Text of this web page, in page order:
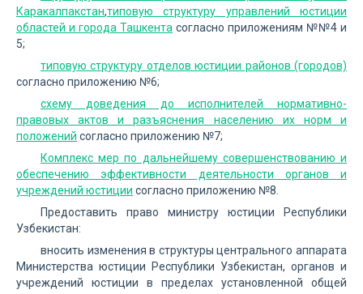
Каракалпакстан,типовую структуру управлений юстиции
областей и города Ташкента согласно приложениям №№4 и
5;
типовую структуру отделов юстиции районов (городов)
согласно приложению №6;
схему доведения до исполнителей нормативно-
правовых актов и разъяснения населению их норм и
положений согласно приложению №7;
Комплекс мер по дальнейшему совершенствованию и
обеспечению эффективности деятельности органов и
учреждений юстиции согласно приложению №8.
Предоставить право министру юстиции Республики
Узбекистан:
вносить изменения в структуры центрального аппарата
Министерства юстиции Республики Узбекистан, органов и
учреждений юстиции в пределах установленной общей